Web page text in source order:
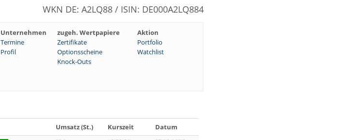
WKN DE: A2LQ88 / ISIN: DE000A2LQ884
Unternehmen zugeh. Wertpapiere
Aktion
Termine Zertifikate
Portfolio
Profil Optionsscheine
Watchlist
Knock-Outs
Umsatz (St.) Kurszeit
Datum